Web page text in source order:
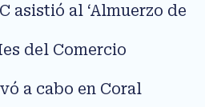
asistió al ‘Almuerzo de
del Comercio
a cabo en Coral